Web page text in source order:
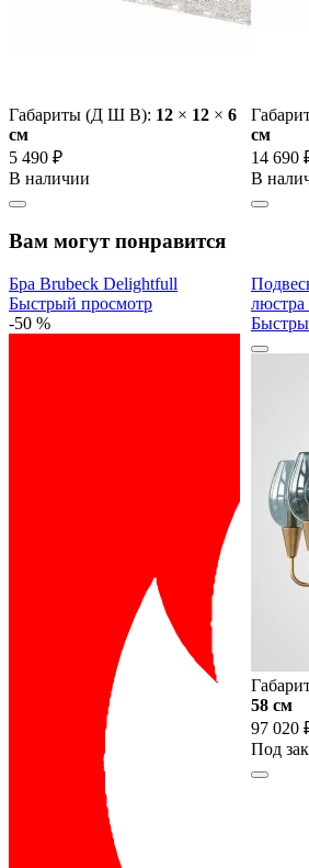
Габариты (Д Ш В): 12 × 12 × 6
cм
5 490 ₽
В наличии
cм
14 690
В
Вам могут понравится
Бра Brubeck Delightfull
Быстрый просмотр
-50 %
58 cм
97 020
Под